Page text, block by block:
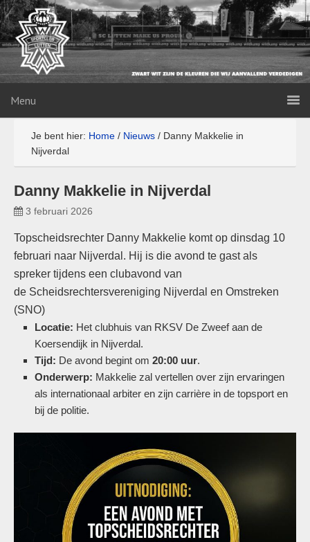
Menu
Je bent hier: Home / Nieuws / Danny Makkelie in
Nijverdal
Danny Makkelie in Nijverdal
3 februari 2026
Topscheidsrechter Danny Makkelie komt op dinsdag 10
februari naar Nijverdal. Hij is die avond te gast als
spreker tijdens een clubavond van
de Scheidsrechtersvereniging Nijverdal en Omstreken
(SNO)
Locatie: Het clubhuis van RKSV De Zweef aan de
Koersendijk in Nijverdal.
Tijd: De avond begint om 20:00 uur.
Onderwerp: Makkelie zal vertellen over zijn ervaringen
als internationaal arbiter en zijn carrière in de topsport en
bij de politie.